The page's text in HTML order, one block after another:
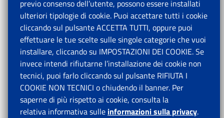
previo consenso dell’utente, possono essere installati
ulteriori tipologie di cookie. Puoi accettare tutti i cookie
cliccando sul pulsante ACCETTA TUTTI, oppure puoi
effettuare le tue scelte sulle singole categorie che vuoi
installare, cliccando su IMPOSTAZIONI DEI COOKIE. Se
invece intendi rifiutarne l’installazione dei cookie non
tecnici, puoi farlo cliccando sul pulsante RIFIUTA I
COOKIE NON TECNICI o chiudendo il banner. Per
saperne di più rispetto ai cookie, consulta la
relativa informativa sulle informazioni sulla privacy.